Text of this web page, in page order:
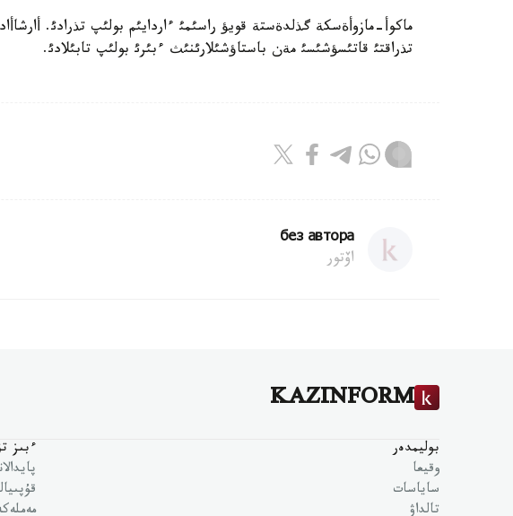
ماكوأ-مازوأةسكة گذلدةستة قويؤ راسئمئ ءاردايئم بولئپ تذرادئ.
تذراقتئ قاتئسؤشئسئ مةن باستاؤشئلارئنئث ءبئرئ بولئپ تابئلادئ.
без автора
اۆتور
KAZINFORM
بوليمدەر
وقيعا
ساياسات
تالداۋ
ءبىز